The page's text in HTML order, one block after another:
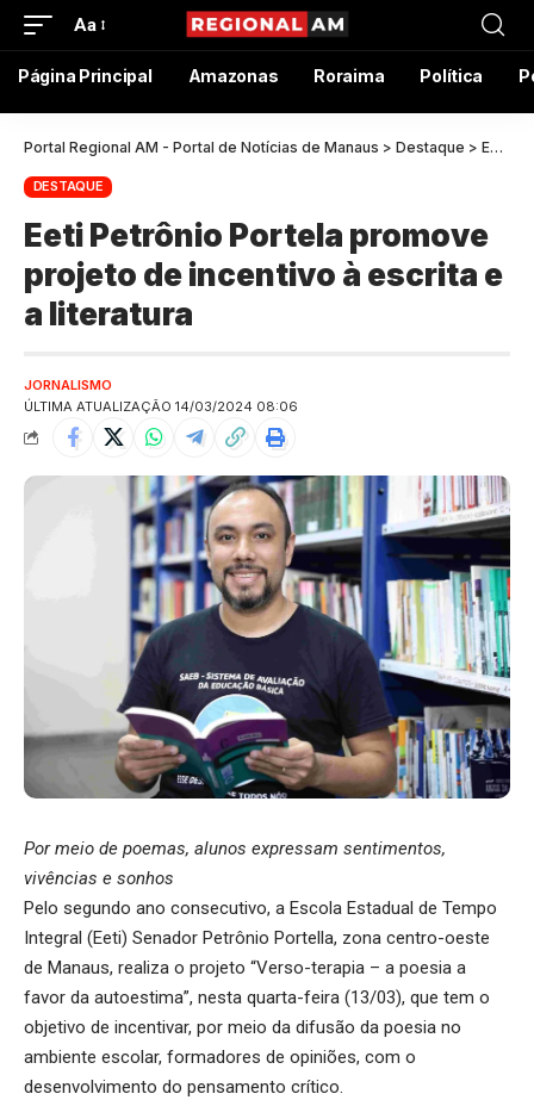
Aa
Página Principal Amazonas Roraima Política
Portal Regional AM - Portal de Notícias de Manaus > Destaque > Eeti Petrônio Portela promove projeto de incentivo à escrita e a literatura
DESTAQUE
Eeti Petrônio Portela promove
projeto de incentivo à escrita e
a literatura
ÚLTIMA ATUALIZAÇÃO 14/03/2024 08:06
JORNALISMO
Por meio de poemas, alunos expressam sentimentos,
vivências e sonhos
Pelo segundo ano consecutivo, a Escola Estadual de Tempo
Integral (Eeti) Senador Petrônio Portella, zona centro-oeste
de Manaus, realiza o projeto “Verso-terapia – a poesia a
favor da autoestima”, nesta quarta-feira (13/03), que tem o
objetivo de incentivar, por meio da difusão da poesia no
ambiente escolar, formadores de opiniões, com o
desenvolvimento do pensamento crítico.